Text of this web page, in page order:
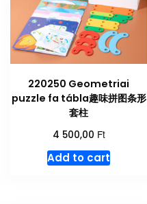
220250 Geometriai
puzzle fa tábla趣味拼图条形
套柱
4 500,00 Ft
Add to cart